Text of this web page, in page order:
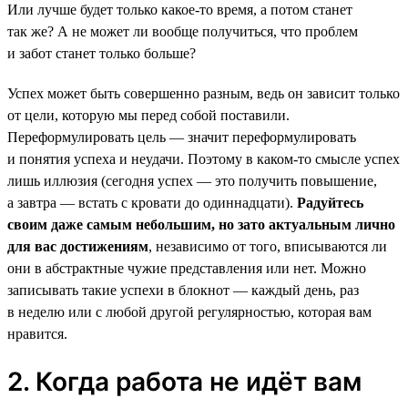
Или лучше будет только какое-то время, а потом станет
так же? А не может ли вообще получиться, что проблем
и забот станет только больше?
Успех может быть совершенно разным, ведь он зависит только
от цели, которую мы перед собой поставили.
Переформулировать цель — значит переформулировать
и понятия успеха и неудачи. Поэтому в каком-то смысле успех
лишь иллюзия (сегодня успех — это получить повышение,
а завтра — встать с кровати до одиннадцати). Радуйтесь
своим даже самым небольшим, но зато актуальным лично
для вас достижениям, независимо от того, вписываются ли
они в абстрактные чужие представления или нет. Можно
записывать такие успехи в блокнот — каждый день, раз
в неделю или с любой другой регулярностью, которая вам
нравится.
2. Когда работа не идёт вам